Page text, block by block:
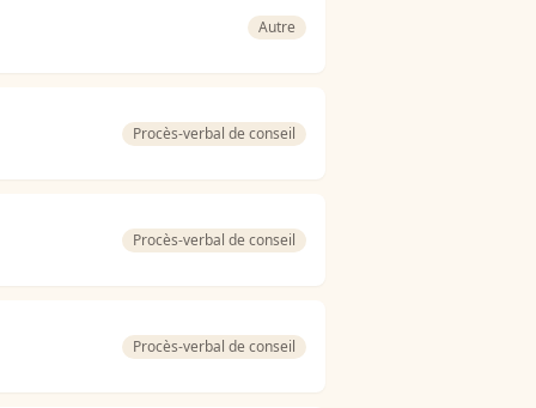
Autre
Procès-verbal de conseil
Procès-verbal de conseil
Procès-verbal de conseil